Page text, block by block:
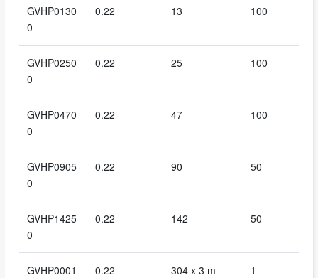
GVHP0130
0
0.22 13 100
GVHP0250
0
0.22 25 100
GVHP0470
0
0.22 47 100
GVHP0905
0
0.22 90 50
GVHP1425
0
0.22 142 50
GVHP0001
0.22 304 x 3 m 1